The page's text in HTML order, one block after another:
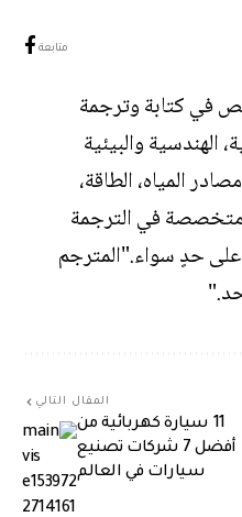
متابعة
كتابة وترجمة
الهندسية والبيئية
المياه، الطاقة،
متخصصة في الترجمة
على حدٍ سواء."المترجم
المقال التالي
11 سيارة كهربائية من
أفضل 7 شركات تصنيع
سيارات في العالم